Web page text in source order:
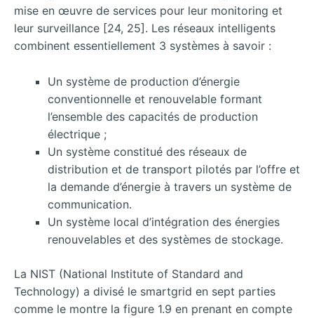
mise en œuvre de services pour leur monitoring et
leur surveillance [24, 25]. Les réseaux intelligents
combinent essentiellement 3 systèmes à savoir :
Un système de production d’énergie
conventionnelle et renouvelable formant
l’ensemble des capacités de production
électrique ;
Un système constitué des réseaux de
distribution et de transport pilotés par l’offre et
la demande d’énergie à travers un système de
communication.
Un système local d’intégration des énergies
renouvelables et des systèmes de stockage.
La NIST (National Institute of Standard and
Technology) a divisé le smartgrid en sept parties
comme le montre la figure 1.9 en prenant en compte